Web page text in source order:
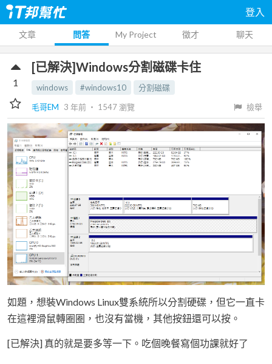
登入
文章 問答 My Project 徵才 聊天
[已解決]Windows分割磁碟卡住
windows #windows10
分割磁碟
毛哥EM
3 年前 ‧ 1547瀏覽 檢舉
1
如題，想裝Windows Linux雙系統所以分割硬碟，但它一直卡
在這裡滑鼠轉圈圈，也沒有當機，其他按鈕還可以按。
[已解決] 真的就是要多等一下。吃個晚餐寫個功課就好了